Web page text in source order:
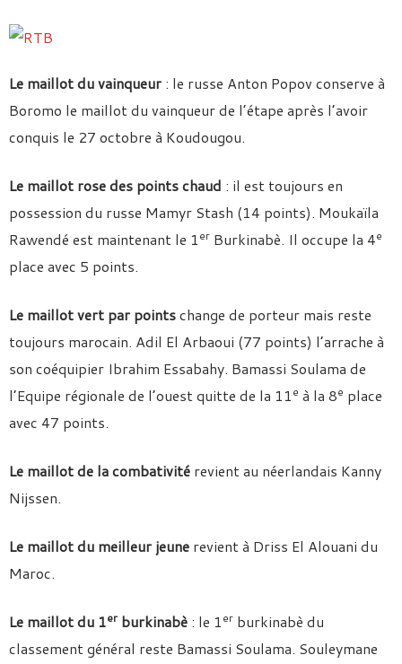
Le maillot du vainqueur : le russe Anton Popov conserve à
Boromo le maillot du vainqueur de l’étape après l’avoir
conquis le 27 octobre à Koudougou.
Le maillot rose des points chaud : il est toujours en
possession du russe Mamyr Stash (14 points). Moukaïla
Rawendé est maintenant le 1er Burkinabè. Il occupe la 4e
place avec 5 points.
Le maillot vert par pointschange de porteur mais reste
toujours marocain. Adil El Arbaoui (77 points) l’arrache à
son coéquipier Ibrahim Essabahy. Bamassi Soulama de
l’Equipe régionale de l’ouest quitte de la 11e à la 8e place
avec 47 points.
Le maillot de la combativité revient au néerlandais Kanny
Nijssen.
Le maillot du meilleur jeune revient à Driss El Alouani du
Maroc.
Le maillot du 1er burkinabè : le 1er burkinabè du
classement général reste Bamassi Soulama. Souleymane